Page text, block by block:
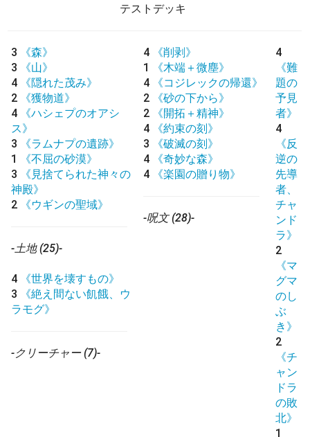
テストデッキ
3
《森》
3
《山》
4
《隠れた茂み》
2
《獲物道》
4
《ハシェプのオアシ
ス》
3
《ラムナプの遺跡》
1
《不屈の砂漠》
3
《見捨てられた神々の
神殿》
2
《ウギンの聖域》
-土地 (25)-
4
《世界を壊すもの》
3
《絶え間ない飢餓、ウ
ラモグ》
-クリーチャー (7)-
4
《削剥》
1
《木端＋微塵》
4
《コジレックの帰還》
2
《砂の下から》
2
《開拓＋精神》
4
《約束の刻》
3
《破滅の刻》
4
《奇妙な森》
4
《楽園の贈り物》
-呪文 (28)-
4
《難
題の
予見
者》
4
《反
逆の
先導
者、
チャ
ンド
ラ》
2
《マ
グマ
のし
ぶ
き》
2
《チ
ャン
ドラ
の敗
北》
1